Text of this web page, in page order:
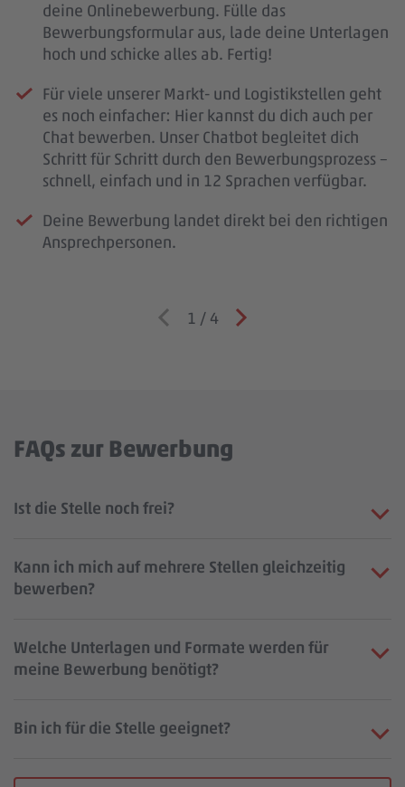
deine Onlinebewerbung. Fülle das
Bewerbungsformular aus, lade deine Unterlagen
hoch und schicke alles ab. Fertig!
Für viele unserer Markt- und Logistikstellen geht
es noch einfacher: Hier kannst du dich auch per
Chat bewerben. Unser Chatbot begleitet dich
Schritt für Schritt durch den Bewerbungsprozess –
schnell, einfach und in 12 Sprachen verfügbar.
Deine Bewerbung landet direkt bei den richtigen
Ansprechpersonen.
1 / 4
FAQs zur Bewerbung
Ist die Stelle noch frei?
Kann ich mich auf mehrere Stellen gleichzeitig
bewerben?
Welche Unterlagen und Formate werden für
meine Bewerbung benötigt?
Bin ich für die Stelle geeignet?